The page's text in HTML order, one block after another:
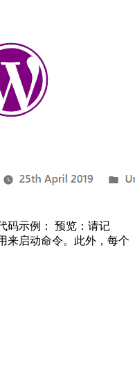
码示例： 预览：请记
来启动命令。此外，每个